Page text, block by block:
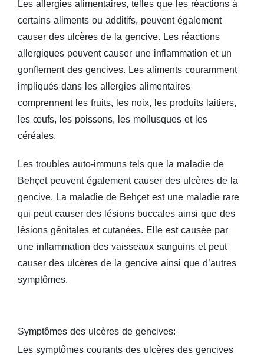
Les allergies alimentaires, telles que les réactions à
certains aliments ou additifs, peuvent également
causer des ulcères de la gencive. Les réactions
allergiques peuvent causer une inflammation et un
gonflement des gencives. Les aliments couramment
impliqués dans les allergies alimentaires
comprennent les fruits, les noix, les produits laitiers,
les œufs, les poissons, les mollusques et les
céréales.
Les troubles auto-immuns tels que la maladie de
Behçet peuvent également causer des ulcères de la
gencive. La maladie de Behçet est une maladie rare
qui peut causer des lésions buccales ainsi que des
lésions génitales et cutanées. Elle est causée par
une inflammation des vaisseaux sanguins et peut
causer des ulcères de la gencive ainsi que d’autres
symptômes.
Symptômes des ulcères de gencives:
Les symptômes courants des ulcères des gencives